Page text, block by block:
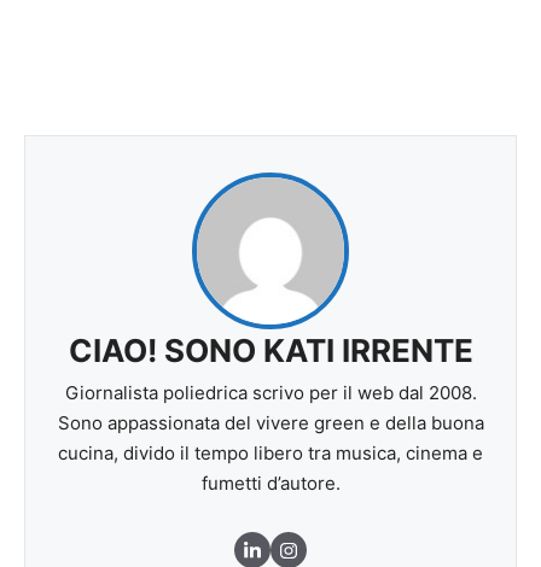
CIAO! SONO KATI IRRENTE
Giornalista poliedrica scrivo per il web dal 2008.
Sono appassionata del vivere green e della buona
cucina, divido il tempo libero tra musica, cinema e
fumetti d’autore.